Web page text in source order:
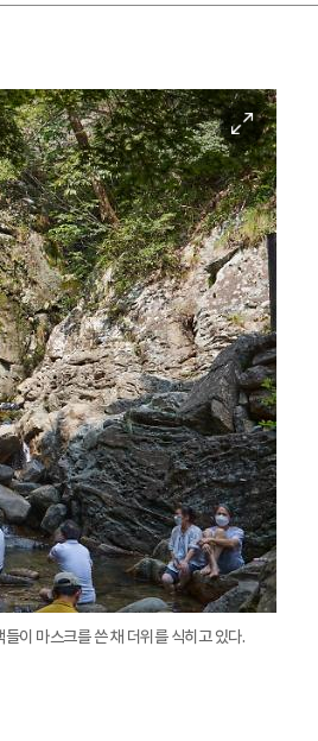
이
미
지
확
대
이 마스크를 쓴 채 더위를 식히고 있다.